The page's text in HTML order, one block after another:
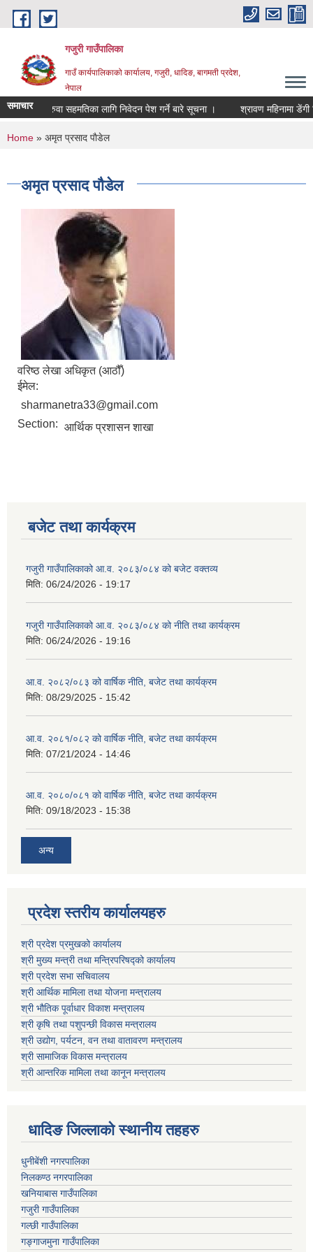
Skip to main content
गजुरी गाउँपालिका
गाउँ कार्यपालिकाको कार्यालय, गजुरी, धादिङ, बागमती प्रदेश,
नेपाल
समाचारसरुवा सहमतिका लागि निवेदन पेश गर्ने बारे सूचना । श्रावण महिनामा डेंगी
You are here
Home » अमृत प्रसाद पाैडेल
अमृत प्रसाद पाैडेल
वरिष्‍ठ लेखा अधिकृत (आठौँ)
ईमेल:
sharmanetra33@gmail.com
Section: आर्थिक प्रशासन शाखा
बजेट तथा कार्यक्रम
गजुरी गाउँपालिकाको आ.व. २०८३/०८४ को बजेट वक्तव्य
मिति: 06/24/2026 - 19:17
गजुरी गाउँपालिकाको आ.व. २०८३/०८४ को नीति तथा कार्यक्रम
मिति: 06/24/2026 - 19:16
आ.व. २०८२/०८३ को वार्षिक नीति, बजेट तथा कार्यक्रम
मिति: 08/29/2025 - 15:42
आ.व. २०८१/०८२ को वार्षिक नीति, बजेट तथा कार्यक्रम
मिति: 07/21/2024 - 14:46
आ.व. २०८०/०८१ को वार्षिक नीति, बजेट तथा कार्यक्रम
मिति: 09/18/2023 - 15:38
अन्य
प्रदेश स्तरीय कार्यालयहरु
श्री प्रदेश प्रमुखको कार्यालय
श्री मुख्य मन्त्री तथा मन्त्रिपरिषद्को कार्यालय
श्री प्रदेश सभा सचिवालय
श्री आर्थिक मामिला तथा योजना मन्त्रालय
श्री भौतिक पूर्वाधार विकाश मन्त्रालय
श्री कृषि तथा पशुपन्छी विकास मन्त्रालय
श्री उद्योग, पर्यटन, वन तथा वातावरण मन्त्रालय
श्री सामाजिक विकास मन्त्रालय
श्री आन्तरिक मामिला तथा कानून मन्त्रालय
धादिङ जिल्लाकाे स्थानीय तहहरु
धुनीबेंशी नगरपालिका
निलकण्ठ नगरपालिका
खनियाबास गाउँपालिका
गजुरी गाउँपालिका
गल्छी गाउँपालिका
गङ्गाजमुना गाउँपालिका